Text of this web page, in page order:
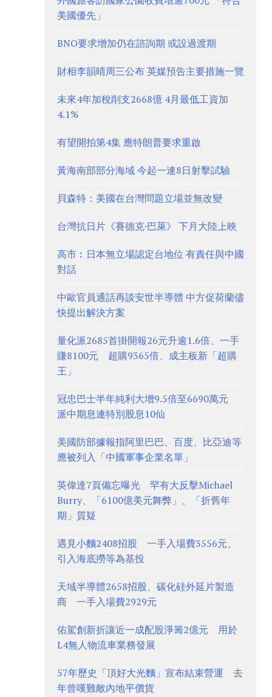
美國優先」
BNO要求增加仍在諮詢期 或設過渡期
財相李韻晴周三公布 英媒預告主要措施一覽
未來4年加稅削支2668億 4月最低工資加
4.1%
有望開拍第4集 應特朗普要求重啟
黃海南部部分海域 今起一連8日射擊試驗
貝森特：美國在台灣問題立場並無改變
台灣抗日片《賽德克·巴萊》 下月大陸上映
高市︰日本無立場認定台地位 有責任與中國
對話
中歐官員通話再談安世半導體 中方促荷蘭儘
快提出解決方案
量化派2685首掛開報26元升逾1.6倍、一手
賺8100元 超購9365倍、成主板新「超購
王」
冠忠巴士半年純利大增9.5倍至6690萬元
派中期息連特別股息10仙
美國防部據報指阿里巴巴、百度、比亞迪等
應被列入「中國軍事企業名單」
英偉達7頁備忘曝光 罕有大反擊Michael
Burry、「6100億美元舞弊」、「折舊年
期」質疑
遇見小麵2408招股 一手入場費3556元、
引入海底撈等為基投
天域半導體2658招股、碳化硅外延片製造
商 一手入場費2929元
佑駕創新折讓近一成配股淨籌2億元 用於
L4無人物流車業務發展
57年歷史「頂好大光麵」宣布結束營運 去
年曾嘆難敵內地平價貨